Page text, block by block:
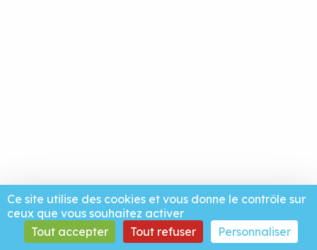
Ce site utilise des cookies et vous donne le contrôle sur
ceux que vous souhaitez activer
Tout accepter
Tout refuser Personnaliser